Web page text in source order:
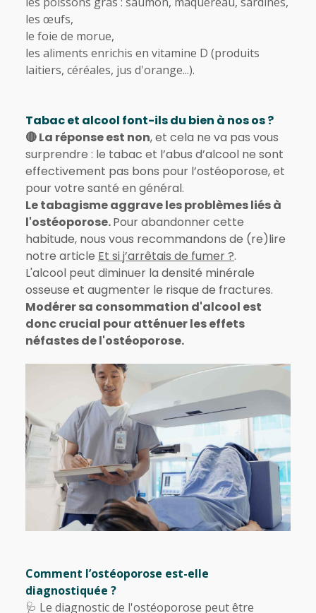
les œufs,
le foie de morue,
les aliments enrichis en vitamine D (produits
laitiers, céréales, jus d'orange...).
Tabac et alcool font-ils du bien à nos os ?
🔴 La réponse est non, et cela ne va pas vous
surprendre : le tabac et l’abus d’alcool ne sont
effectivement pas bons pour l’ostéoporose, et
pour votre santé en général.
Le tabagisme aggrave les problèmes liés à
l'ostéoporose.Pour abandonner cette
habitude, nous vous recommandons de (re)lire
notre article Et si j’arrêtais de fumer ?.
L'alcool peut diminuer la densité minérale
osseuse et augmenter le risque de fractures.
Modérer sa consommation d'alcool est
donc crucial pour atténuer les effets
néfastes de l'ostéoporose.
Comment l’ostéoporose est-elle
diagnostiquée ?
🩺 Le diagnostic de l'ostéoporose peut être